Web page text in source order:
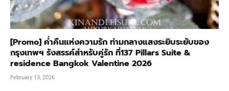
[Promo] ค่ำคืนแห่งความรัก ท่ามกลางแสงระยิบระยับของ
กรุงเทพฯ รังสรรค์สำหรับคู่รัก ที่137 Pillars Suite &
residence Bangkok Valentine 2026
February 13, 2026